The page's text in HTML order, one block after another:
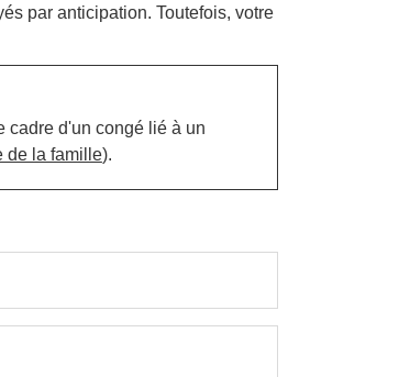
par anticipation. Toutefois, votre
cadre d'un congé lié à un
de la famille).